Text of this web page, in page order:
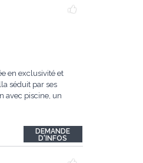
en exclusivité et
séduit par ses
avec piscine, un
DEMANDE
D'INFOS